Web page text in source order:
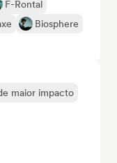
F-Rontal
Biosphere
maior impacto